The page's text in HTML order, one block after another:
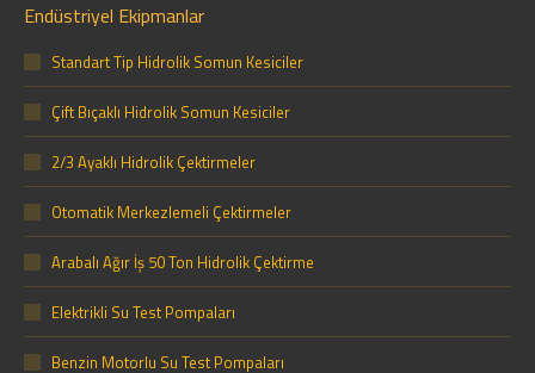
Endüstriyel Ekipmanlar
Standart Tip Hidrolik Somun Kesiciler
Çift Bıçaklı Hidrolik Somun Kesiciler
2/3 Ayaklı Hidrolik Çektirmeler
Otomatik Merkezlemeli Çektirmeler
Arabalı Ağır İş 50 Ton Hidrolik Çektirme
Elektrikli Su Test Pompaları
Benzin Motorlu Su Test Pompaları